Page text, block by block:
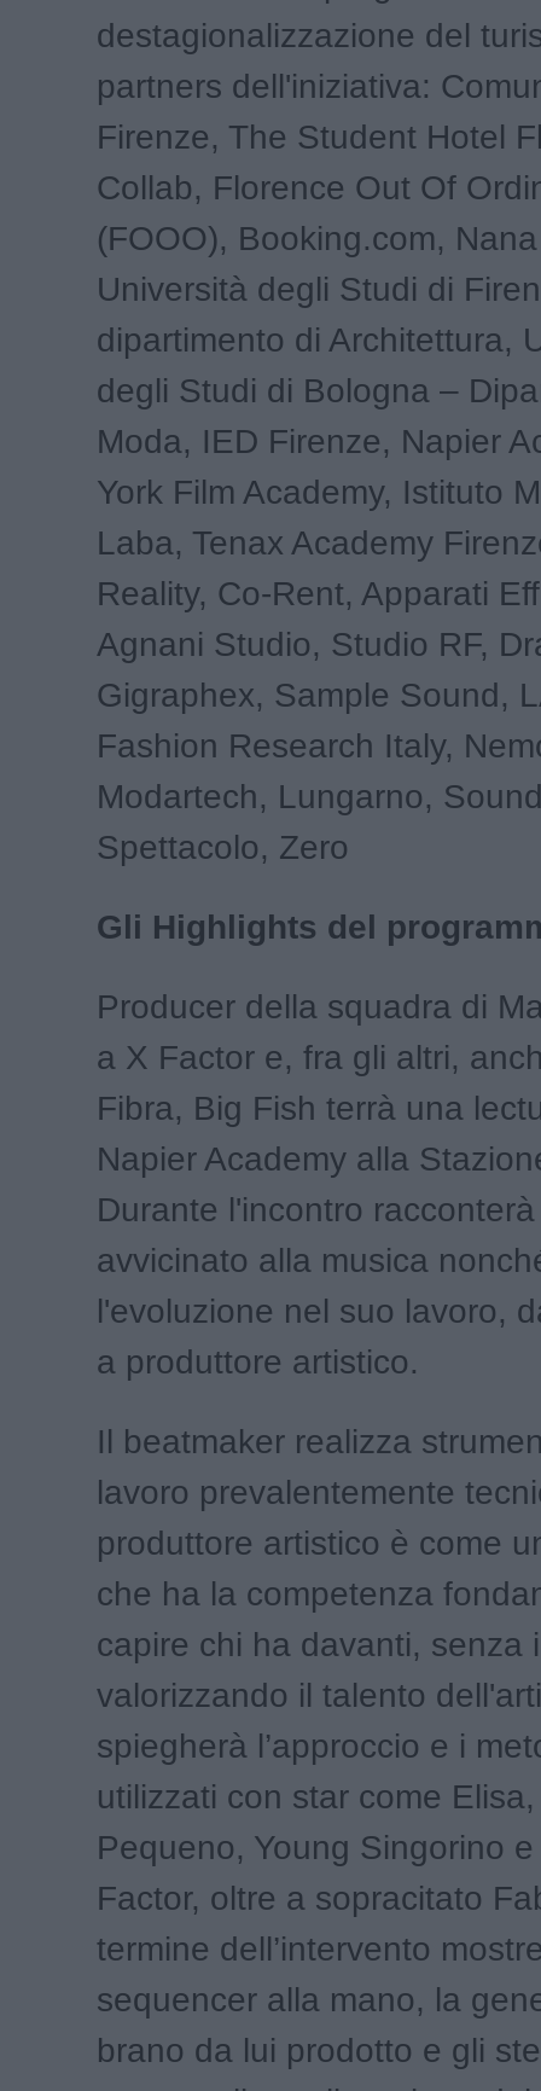
destagionalizzazione del
partners dell'iniziativa:
Firenze, The Student Hotel
Collab, Florence Out Of
(FOOO), Booking.com,
Università degli Studi di
dipartimento di Architettura,
degli Studi di Bologna –
Moda, IED Firenze, Napier
York Film Academy, Istituto
Laba, Tenax Academy
Reality, Co-Rent, Apparati
Agnani Studio, Studio RF,
Gigraphex, Sample Sound,
Fashion Research Italy,
Modartech, Lungarno,
Spettacolo, Zero
Gli Highlights del
Producer della squadra di
a X Factor e, fra gli altri,
Fibra, Big Fish terrà una
Napier Academy alla
Durante l'incontro
avvicinato alla musica
l'evoluzione nel suo lavoro,
a produttore artistico.
Il beatmaker realizza
lavoro prevalentemente
produttore artistico è come
che ha la competenza
capire chi ha davanti, senza
valorizzando il talento
spiegherà l’approccio e i
utilizzati con star come
Pequeno, Young Singorino
Factor, oltre a sopracitato
termine dell’intervento
sequencer alla mano, la
brano da lui prodotto e gli